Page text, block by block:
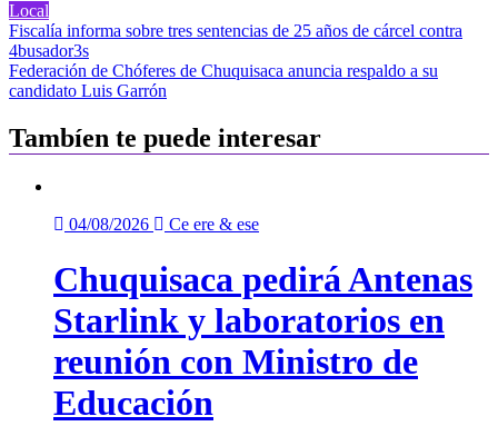
Local
Navegación
de
entradas
Fiscalía informa sobre tres sentencias de 25 años de cárcel contra
4busador3s
Federación de Chóferes de Chuquisaca anuncia respaldo a su
candidato Luis Garrón
Tambíen te puede interesar
04/08/2026 Ce ere & ese
Chuquisaca pedirá Antenas
Starlink y laboratorios en
reunión con Ministro de
Educación